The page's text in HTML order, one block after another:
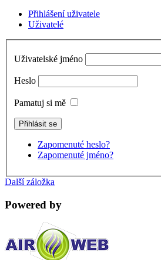
Přihlášení uživatele
Uživatelé
Uživatelské jméno
Heslo
Pamatuj si mě
Zapomenuté heslo?
Zapomenuté jméno?
Další záložka
Powered by